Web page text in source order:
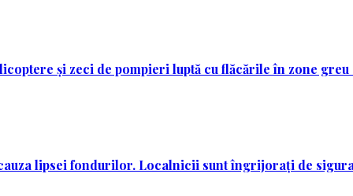
și zeci de pompieri luptă cu flăcările în zone greu
lipsei fondurilor. Localnicii sunt îngrijorați de